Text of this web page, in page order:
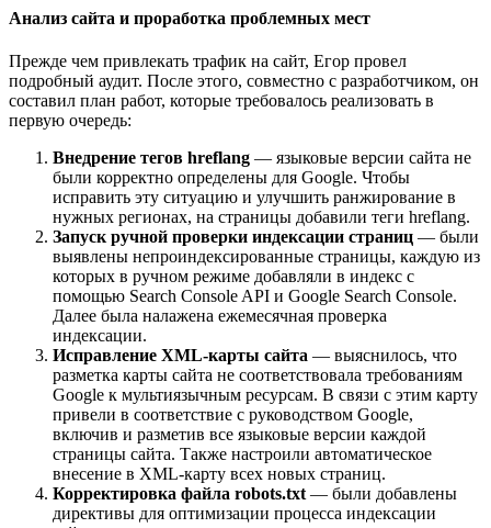
Анализ сайта и проработка проблемных мест
Прежде чем привлекать трафик на сайт, Егор провел
подробный аудит. После этого, совместно с разработчиком, он
составил план работ, которые требовалось реализовать в
первую очередь:
Внедрение тегов hreflang — языковые версии сайта не
были корректно определены для Google. Чтобы
исправить эту ситуацию и улучшить ранжирование в
нужных регионах, на страницы добавили теги hreflang.
Запуск ручной проверки индексации страниц — были
выявлены непроиндексированные страницы, каждую из
которых в ручном режиме добавляли в индекс с
помощью Search Console API и Google Search Console.
Далее была налажена ежемесячная проверка
индексации.
Исправление XML-карты сайта — выяснилось, что
разметка карты сайта не соответствовала требованиям
Google к мультиязычным ресурсам. В связи с этим карту
привели в соответствие с руководством Google,
включив и разметив все языковые версии каждой
страницы сайта. Также настроили автоматическое
внесение в XML-карту всех новых страниц.
Корректировка файла robots.txt — были добавлены
директивы для оптимизации процесса индексации